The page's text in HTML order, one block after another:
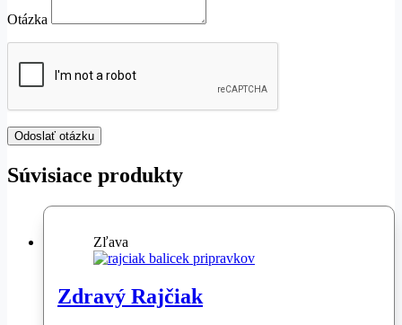
Otázka
Súvisiace produkty
Zľava
Zdravý Rajčiak